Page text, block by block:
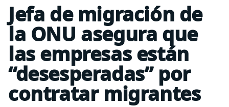
Jefa de migración de
la ONU asegura que
las empresas están
“desesperadas” por
contratar migrantes